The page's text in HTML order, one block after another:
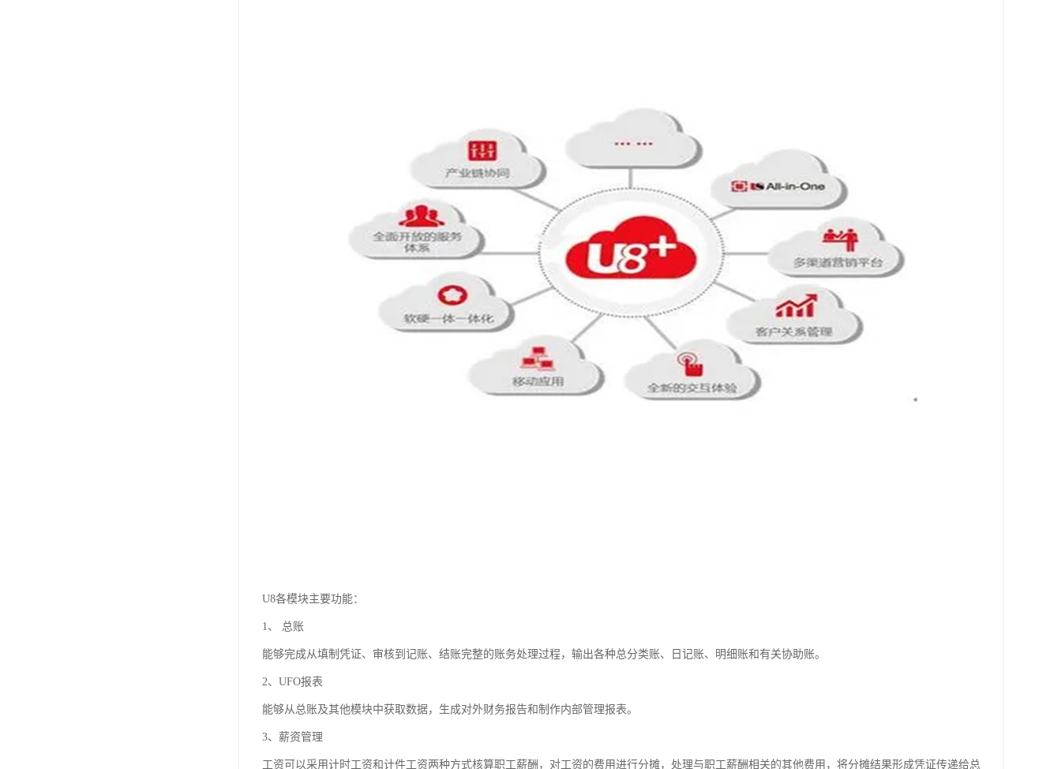
U8各模块主要功能：
1、 总账
能够完成从填制凭证、审核到记账、结账完整的账务处理过程，输出各种总分类账、日记账、明细账和有关协助账。
2、UFO报表
能够从总账及其他模块中获取数据，生成对外财务报告和制作内部管理报表。
3、薪资管理
工资可以采用计时工资和计件工资两种方式核算职工薪酬，对工资的费用进行分摊，处理与职工薪酬相关的其他费用，将分摊结果形成凭证传递给总